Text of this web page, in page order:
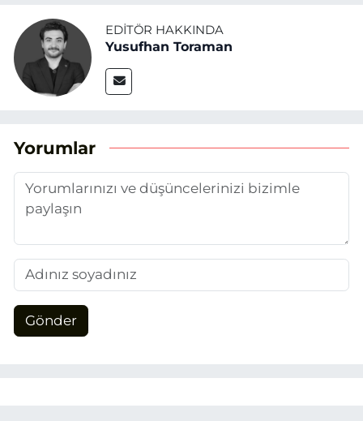
EDITÖR HAKKINDA
Yusufhan Toraman
Yorumlar
Gönder